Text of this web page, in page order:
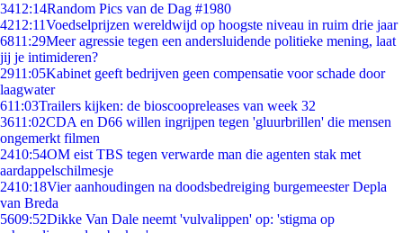
3412:14Random Pics van de Dag #1980
4212:11Voedselprijzen wereldwijd op hoogste niveau in ruim drie jaar
6811:29Meer agressie tegen een andersluidende politieke mening, laat
jij je intimideren?
2911:05Kabinet geeft bedrijven geen compensatie voor schade door
laagwater
611:03Trailers kijken: de bioscoopreleases van week 32
3611:02CDA en D66 willen ingrijpen tegen 'gluurbrillen' die mensen
ongemerkt filmen
2410:54OM eist TBS tegen verwarde man die agenten stak met
aardappelschilmesje
2410:18Vier aanhoudingen na doodsbedreiging burgemeester Depla
van Breda
5609:52Dikke Van Dale neemt 'vulvalippen' op: 'stigma op